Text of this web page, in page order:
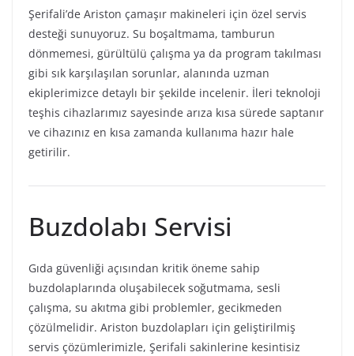
Şerifali’de Ariston çamaşır makineleri için özel servis
desteği sunuyoruz. Su boşaltmama, tamburun
dönmemesi, gürültülü çalışma ya da program takılması
gibi sık karşılaşılan sorunlar, alanında uzman
ekiplerimizce detaylı bir şekilde incelenir. İleri teknoloji
teşhis cihazlarımız sayesinde arıza kısa sürede saptanır
ve cihazınız en kısa zamanda kullanıma hazır hale
getirilir.
Buzdolabı Servisi
Gıda güvenliği açısından kritik öneme sahip
buzdolaplarında oluşabilecek soğutmama, sesli
çalışma, su akıtma gibi problemler, gecikmeden
çözülmelidir. Ariston buzdolapları için geliştirilmiş
servis çözümlerimizle, Şerifali sakinlerine kesintisiz